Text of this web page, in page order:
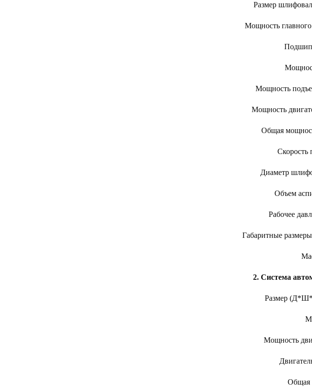
Размер
Мощность главного
Мощность
Мощность
Общая
Скорость
Диаметр
Объем
Рабочее
Габаритные
2. Система
Размер
Мощность
Общая